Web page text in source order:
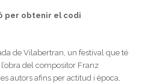
per obtenir el codi
de Vilabertran, un festival que té
del compositor Franz
autors afins per actitud i època,